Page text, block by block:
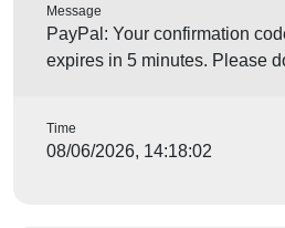
Message
PayPal: Your confirmation
expires in 5 minutes. Please
Time
08/06/2026, 14:18:02